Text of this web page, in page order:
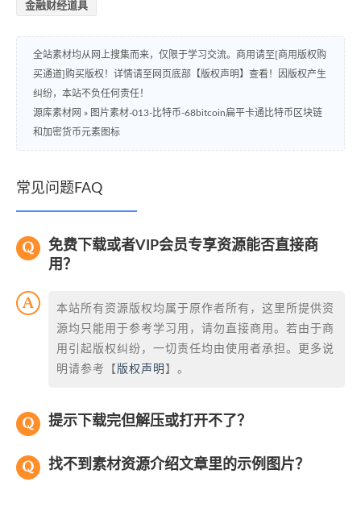
金融财经道具
全站素材均从网上搜集而来，仅限于学习交流。商用请至[商用版权购
买通道]购买版权！详情请至网页底部【版权声明】查看！因版权产生
纠纷，本站不负任何责任！
源库素材网 » 图片素材-013-比特币-68bitcoin扁平卡通比特币区块链
和加密货币元素图标
常见问题FAQ
免费下载或者VIP会员专享资源能否直接商
用？
本站所有资源版权均属于原作者所有，这里所提供资
源均只能用于参考学习用，请勿直接商用。若由于商
用引起版权纠纷，一切责任均由使用者承担。更多说
明请参考【 版权声明 】。
提示下载完但解压或打开不了？
找不到素材资源介绍文章里的示例图片？